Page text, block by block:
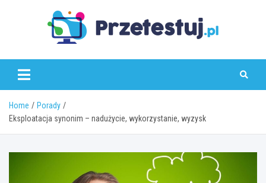
przetestuj.pl
Home
Porady
Eksploatacja synonim – nadużycie, wykorzystanie, wyzysk